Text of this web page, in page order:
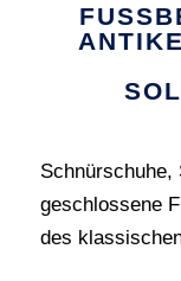
Schnürschuhe,
geschlossene
des